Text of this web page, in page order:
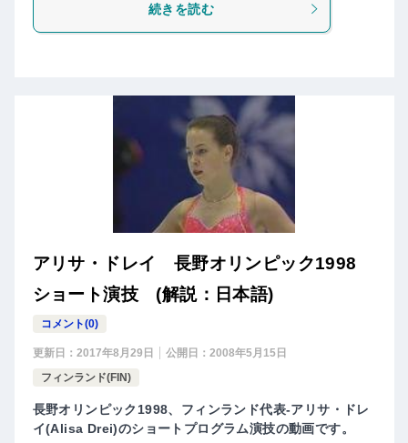
続きを読む
アリサ・ドレイ 長野オリンピック1998
ショート演技 (解説：日本語)
コメント(0)
更新日： 2017年8月29日 公開日： 2008年5月15日
フィンランド(FIN)
長野オリンピック1998、フィンランド代表-アリサ・ドレ
イ(Alisa Drei)のショートプログラム演技の動画です。